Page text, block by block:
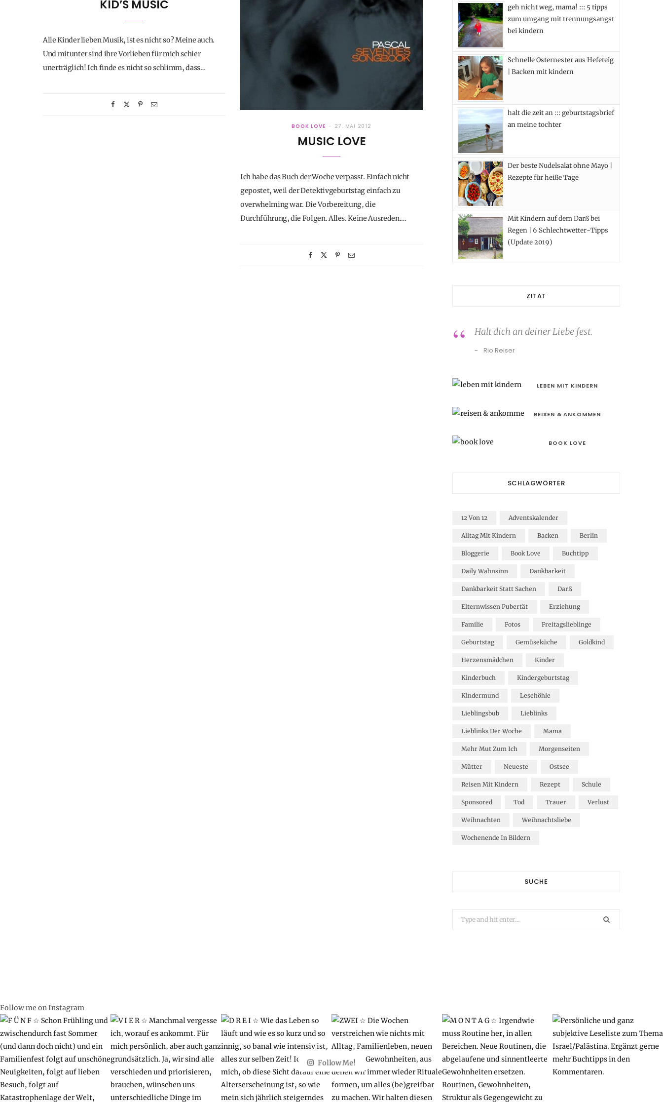
KID’S MUSIC
Alle Kinder lieben Musik, ist es nicht so? Meine auch.
Und mitunter sind ihre Vorlieben für mich schier
unerträglich! Ich finde es nicht so schlimm, dass…
BOOK LOVE 27. MAI 2012
MUSIC LOVE
Ich habe das Buch der Woche verpasst. Einfach nicht
gepostet, weil der Detektivgeburtstag einfach zu
overwhelming war. Die Vorbereitung, die
Durchführung, die Folgen. Alles. Keine Ausreden.…
b
o
o
k
i
t
e
a
a
e
s
geh nicht weg, mama! ::: 5 tipps
zum umgang mit trennungsangst
bei kindern
Schnelle Osternester aus Hefeteig
| Backen mit kindern
halt die zeit an ::: geburtstagsbrief
an meine tochter
Der beste Nudelsalat ohne Mayo |
Rezepte für heiße Tage
Mit Kindern auf dem Darß bei
Regen | 6 Schlechtwetter-Tipps
(Update 2019)
ZITAT
Halt dich an deiner Liebe fest.
Rio Reiser
LEBEN MIT KINDERN
REISEN & ANKOMMEN
BOOK LOVE
SCHLAGWÖRTER
12 Von 12 Adventskalender
Alltag Mit Kindern Backen Berlin
Bloggerie Book Love Buchtipp
Daily Wahnsinn Dankbarkeit
Dankbarkeit Statt Sachen Darß
Elternwissen Pubertät Erziehung
Familie Fotos Freitagslieblinge
Geburtstag Gemüseküche Goldkind
Herzensmädchen Kinder
Kinderbuch Kindergeburtstag
Kindermund Lesehöhle
Lieblingsbub Lieblinks
Lieblinks Der Woche Mama
Mehr Mut Zum Ich Morgenseiten
Mütter Neueste Ostsee
Reisen Mit Kindern Rezept Schule
Sponsored Tod Trauer Verlust
Weihnachten Weihnachtsliebe
Wochenende In Bildern
SUCHE
Search
for:
Follow me on Instagram
Follow Me!